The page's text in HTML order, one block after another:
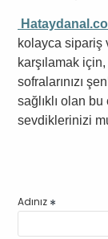
kolayca sipariş
karşılamak
sofralarınızı
sağlıklı olan
sevdiklerinizi
Adınız